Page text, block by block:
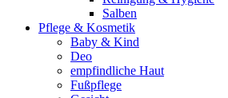
Salben
Pflege & Kosmetik
Baby & Kind
Deo
empfindliche Haut
Fußpflege